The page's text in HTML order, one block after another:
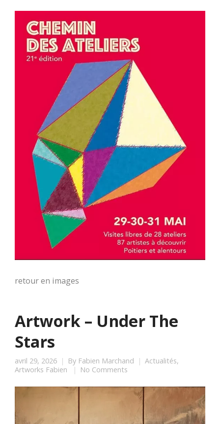
retour en images
Artwork – Under The
Stars
avril 29, 2026 By Fabien Marchand Actualités,
Artworks Fabien
No Comments